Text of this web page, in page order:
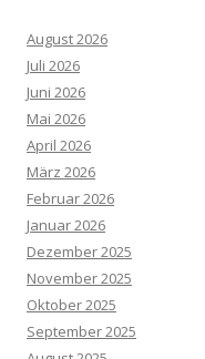
August 2026
Juli 2026
Juni 2026
Mai 2026
April 2026
März 2026
Februar 2026
Januar 2026
Dezember 2025
November 2025
Oktober 2025
September 2025